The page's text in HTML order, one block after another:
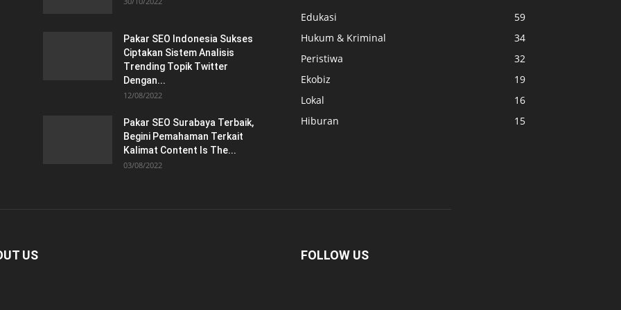
Pakar SEO Indonesia Sukses
Ciptakan Sistem Analisis
Trending Topik Twitter
Dengan...
12/08/2022
Pakar SEO Surabaya Terbaik,
Begini Pemahaman Terkait
Kalimat Content Is The...
03/08/2022
Edukasi
59
Hukum & Kriminal
34
Peristiwa
32
Ekobiz
19
Lokal
16
Hiburan
15
US FOLLOW US